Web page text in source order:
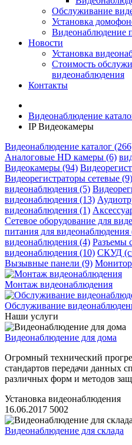
Обслуживание
Установка
Видеонаблюдение
Новости
Установка
Стоимость
видеонаблюдения
Контакты
Видеонаблюдение
IP Видеокамеры
Видеонаблюдение каталог
Аналоговые HD камеры (6)
Видеокамеры (94)
Видеорегистраторы сетевые (9)
видеонаблюдения (5)
видеонаблюдения (13)
видеонаблюдения (1)
Сетевое оборудование для
питания для видеонаблюдения
видеонаблюдения (4) Разъемы
видеонаблюдения (10) СКУД
Вызывные панели (9)
Монтаж видеонаблюдения
Обслуживание
Наши услуги
Видеонаблюдение для дома
Огромный технический
стандартов передачи данных
различных форм и методов
Установка видеонаблюдения
16.06.2017 5002
Видеонаблюдение для склада